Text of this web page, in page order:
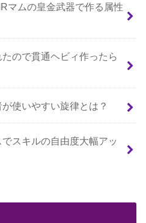
マムの皇金武器で作る属性
たので貫通ヘビィ作ったら
使いやすい旋律とは？
でスキルの自由度大幅アッ